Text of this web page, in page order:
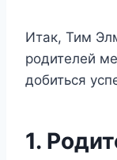
Итак, Тим
родителей
добиться
1.